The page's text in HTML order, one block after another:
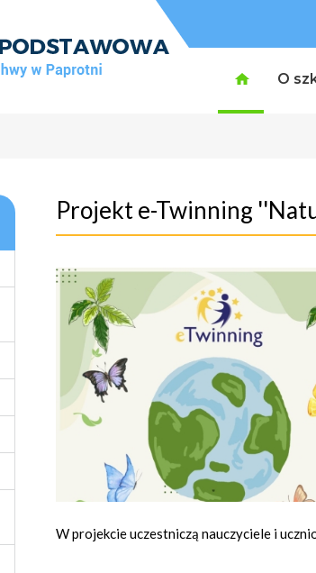
O
Projekt e-Twinning
W projekcie uczestniczą nauczyciele i